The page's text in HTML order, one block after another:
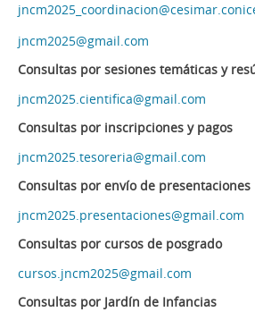
jncm2025@gmail.com
Consultas por sesiones temáticas y
jncm2025.cientifica@gmail.com
Consultas por inscripciones y pagos
jncm2025.tesoreria@gmail.com
Consultas por envío de presentaciones
jncm2025.presentaciones@gmail.com
Consultas por cursos de posgrado
cursos.jncm2025@gmail.com
Consultas por Jardín de Infancias